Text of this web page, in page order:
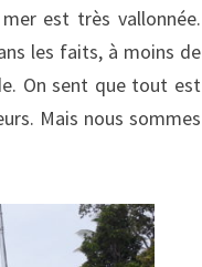
est très vallonnée.
les faits, à moins de
On sent que tout est
Mais nous sommes